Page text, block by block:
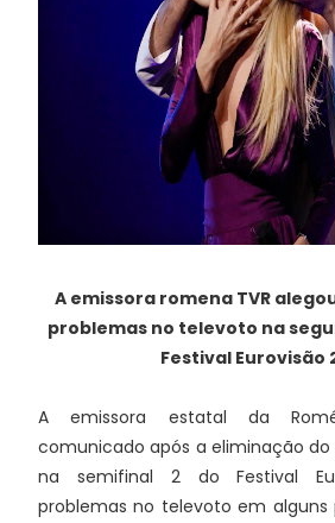
A emissora romena TVR
problemas no televoto na
Festival Eurovisão
A emissora estatal da
comunicado após a eliminação do
na semifinal 2 do Festival
problemas no televoto em alguns